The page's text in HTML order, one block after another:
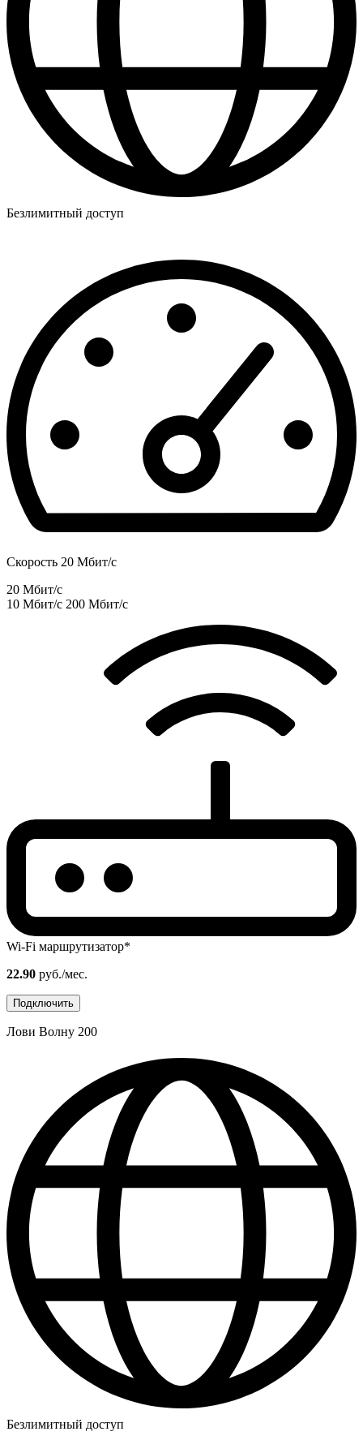
Безлимитный доступ
Скорость 20 Мбит/с
20 Мбит/с
10 Мбит/с 200 Мбит/с
Wi-Fi маршрутизатор*
22.90 руб./мес.
Подключить
Лови Волну 200
Безлимитный доступ